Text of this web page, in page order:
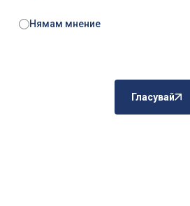
Нямам мнение
Гласувай